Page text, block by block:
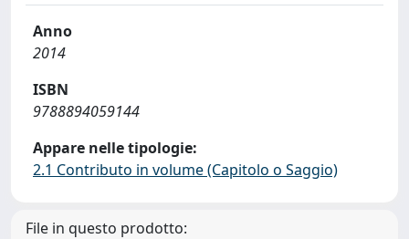
Anno
2014
ISBN
9788894059144
Appare nelle tipologie:
2.1 Contributo in volume (Capitolo o Saggio)
File in questo prodotto: